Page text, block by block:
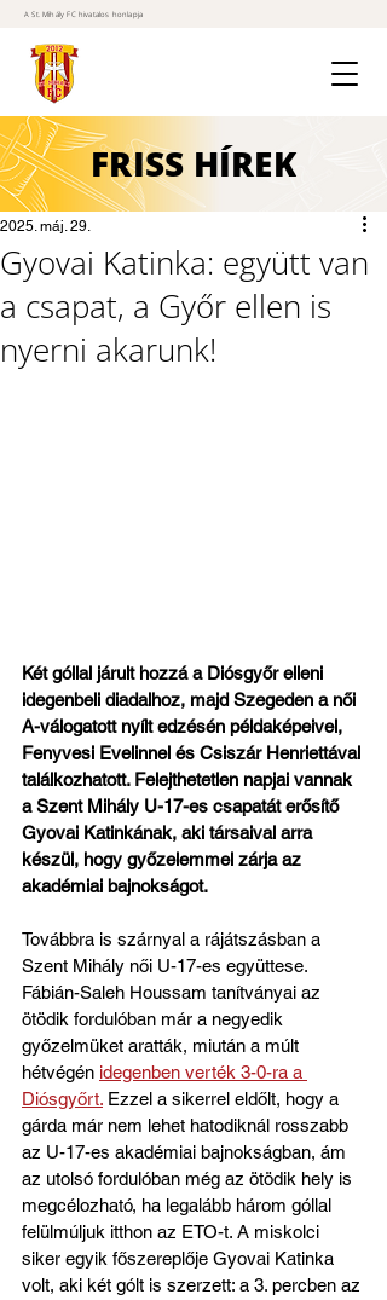
A St. Mihály FC hivatalos honlapja
FRISS HÍREK
Gyovai Katinka: együtt van
a csapat, a Győr ellen is
nyerni akarunk!
2025. máj. 29.
Két góllal járult hozzá a Diósgyőr elleni
idegenbeli diadalhoz, majd Szegeden a női
A-válogatott nyílt edzésén példaképeivel,
Fenyvesi Evelinnel és Csiszár Henriettával
találkozhatott. Felejthetetlen napjai vannak
a Szent Mihály U-17-es csapatát erősítő
Gyovai Katinkának, aki társaival arra
készül, hogy győzelemmel zárja az
akadémiai bajnokságot.
Továbbra is szárnyal a rájátszásban a
Szent Mihály női U-17-es együttese.
Fábián-Saleh Houssam tanítványai az
ötödik fordulóban már a negyedik
győzelmüket aratták, miután a múlt
hétvégén idegenben verték 3-0-ra a
Diósgyőrt. Ezzel a sikerrel eldőlt, hogy a
gárda már nem lehet hatodiknál rosszabb
az U-17-es akadémiai bajnokságban, ám
az utolsó fordulóban még az ötödik hely is
megcélozható, ha legalább három góllal
felülmúljuk itthon az ETO-t. A miskolci
siker egyik főszereplője Gyovai Katinka
volt, aki két gólt is szerzett: a 3. percben az